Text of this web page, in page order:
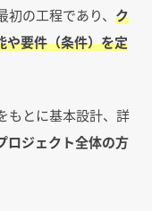
の工程であり、 ク
や要件（条件）を定
もとに基本設計、詳
ロジェクト全体の方